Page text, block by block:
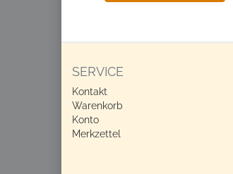
SERVICE
Kontakt
Warenkorb
Konto
Merkzettel